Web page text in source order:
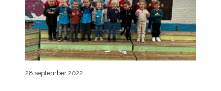
28 september 2022